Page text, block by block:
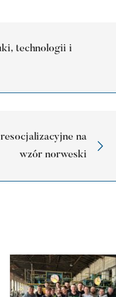
technologii i
na
wzór norweski